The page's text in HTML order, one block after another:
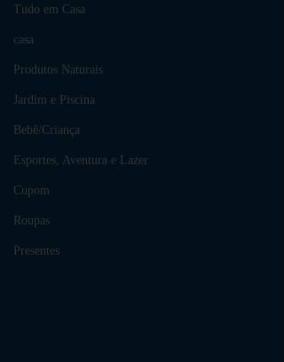
Tudo em Casa
casa
Produtos Naturais
Jardim e Piscina
Bebê/Criança
Esportes, Aventura e Lazer
Cupom
Roupas
Presentes